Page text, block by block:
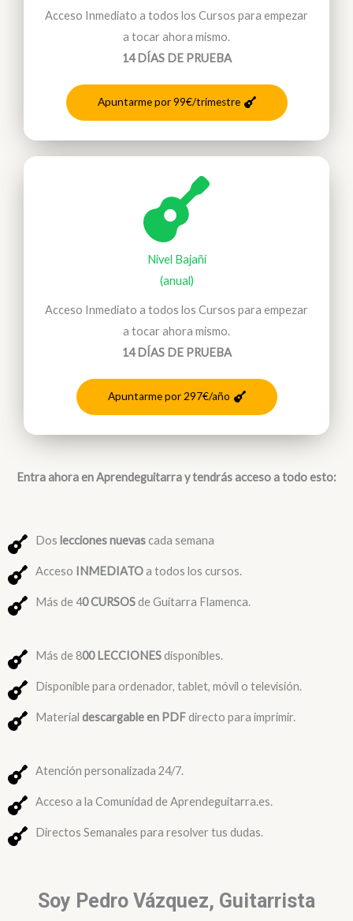
Acceso Inmediato a todos los Cursos para empezar
a tocar ahora mismo.
14 DÍAS DE PRUEBA
Apuntarme por 99€/trimestre
Nivel Bajañí
(anual)
Acceso Inmediato a todos los Cursos para empezar
a tocar ahora mismo.
14 DÍAS DE PRUEBA
Apuntarme por 297€/año
Entra ahora en Aprendeguitarra y tendrás acceso a todo esto:
Dos lecciones nuevascada semana
Acceso INMEDIATOa todos los cursos.
Más de 40 CURSOSde Guitarra Flamenca.
Más de 800 LECCIONESdisponibles.
Disponible para ordenador, tablet, móvil o televisión.
Material descargable en PDFdirecto para imprimir.
Atención personalizada 24/7.
Acceso a la Comunidad de Aprendeguitarra.es.
Directos Semanales para resolver tus dudas.
Soy Pedro Vázquez, Guitarrista